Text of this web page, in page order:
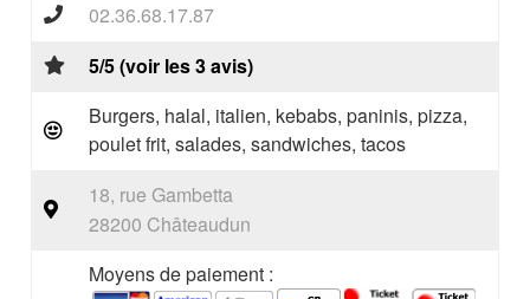
02.36.68.17.87
5/5 (voir les 3 avis)
Burgers, halal, italien, kebabs, paninis, pizza,
poulet frit, salades, sandwiches, tacos
18, rue Gambetta
28200 Châteaudun
Moyens de paiement :